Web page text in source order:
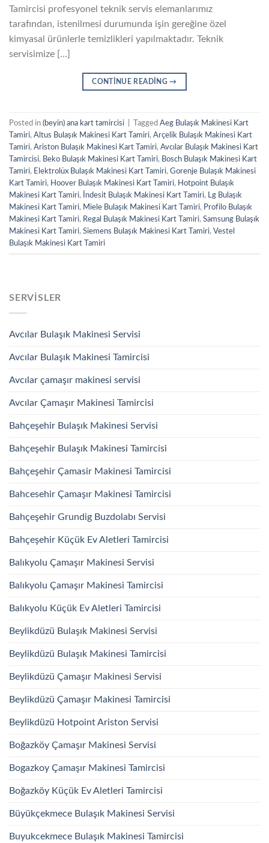
Tamircisi profesyonel teknik servis elemanlarımız
tarafından, istenilmesi durumunda işin gereğine özel
kimyasal ürünlerle temizlikleri yapılmaktadır. Teknik
servisimize […]
CONTINUE READING→
Posted in (beyin) ana kart tamircisi Tagged Aeg Bulaşık Makinesi Kart
Tamiri, Altus Bulaşık Makinesi Kart Tamiri, Arçelik Bulaşık Makinesi Kart
Tamiri, Ariston Bulaşık Makinesi Kart Tamiri, Avcılar Bulaşık Makinesi Kart
Tamircisi, Beko Bulaşık Makinesi Kart Tamiri, Bosch Bulaşık Makinesi Kart
Tamiri, Elektrolüx Bulaşık Makinesi Kart Tamiri, Gorenje Bulaşık Makinesi
Kart Tamiri, Hoover Bulaşık Makinesi Kart Tamiri, Hotpoint Bulaşık
Makinesi Kart Tamiri, İndesit Bulaşık Makinesi Kart Tamiri,
Lg Bulaşık
Makinesi Kart Tamiri, Miele Bulaşık Makinesi Kart Tamiri, Profilo Bulaşık
Makinesi Kart Tamiri, Regal Bulaşık Makinesi Kart Tamiri, Samsung Bulaşık
Makinesi Kart Tamiri, Siemens Bulaşık Makinesi Kart Tamiri, Vestel
Bulaşık Makinesi Kart Tamiri
SERVISLER
Avcılar Bulaşık Makinesi Servisi
Avcılar Bulaşık Makinesi Tamircisi
Avcılar çamaşır makinesi servisi
Avcılar Çamaşır Makinesi Tamircisi
Bahçeşehir Bulaşık Makinesi Servisi
Bahçeşehir Bulaşık Makinesi Tamircisi
Bahçeşehir Çamasir Makinesi Tamircisi
Bahcesehir Çamaşır Makinesi Tamircisi
Bahçeşehir Grundig Buzdolabı Servisi
Bahçeşehir Küçük Ev Aletleri Tamircisi
Balıkyolu Çamaşır Makinesi Servisi
Balıkyolu Çamaşır Makinesi Tamircisi
Balıkyolu Küçük Ev Aletleri Tamircisi
Beylikdüzü Bulaşık Makinesi Servisi
Beylikdüzü Bulaşık Makinesi Tamircisi
Beylikdüzü Çamaşır Makinesi Servisi
Beylikdüzü Çamaşır Makinesi Tamircisi
Beylikdüzü Hotpoint Ariston Servisi
Boğazköy Çamaşır Makinesi Servisi
Bogazkoy Çamaşır Makinesi Tamircisi
Boğazköy Küçük Ev Aletleri Tamircisi
Büyükçekmece Bulaşık Makinesi Servisi
Buyukcekmece Bulaşık Makinesi Tamircisi